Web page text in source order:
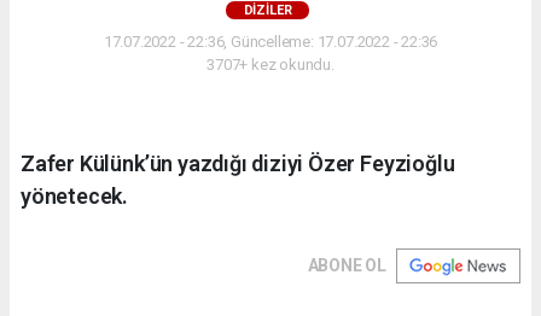
DİZİLER
17.07.2022 - 22:36, Güncelleme: 17.07.2022 - 22:36
3707+ kez okundu.
Zafer Külünk’ün yazdığı diziyi Özer Feyzioğlu
yönetecek.
ABONE OL